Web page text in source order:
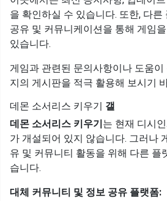
을 확인하실 수 있습니다. 또한, 다
공유 및 커뮤니케이션을 통해 게임
있습니다.
게임과 관련된 문의사항이나 도움
지의 게시판을 적극 활용해 보시기
데몬 소서리스 키우기 갤
데몬 소서리스 키우기는 현재 디시
가 개설되어 있지 않습니다. 그러나
유 및 커뮤니티 활동을 위해 다른 플
습니다.
대체 커뮤니티 및 정보 공유 플랫폼: